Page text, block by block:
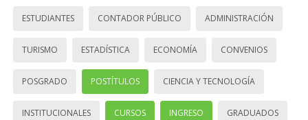
ESTUDIANTES CONTADOR PÚBLICO ADMINISTRACIÓN
TURISMO ESTADÍSTICA ECONOMÍA CONVENIOS
POSGRADO POSTÍTULOS CIENCIA Y TECNOLOGÍA
INSTITUCIONALES CURSOS INGRESO GRADUADOS